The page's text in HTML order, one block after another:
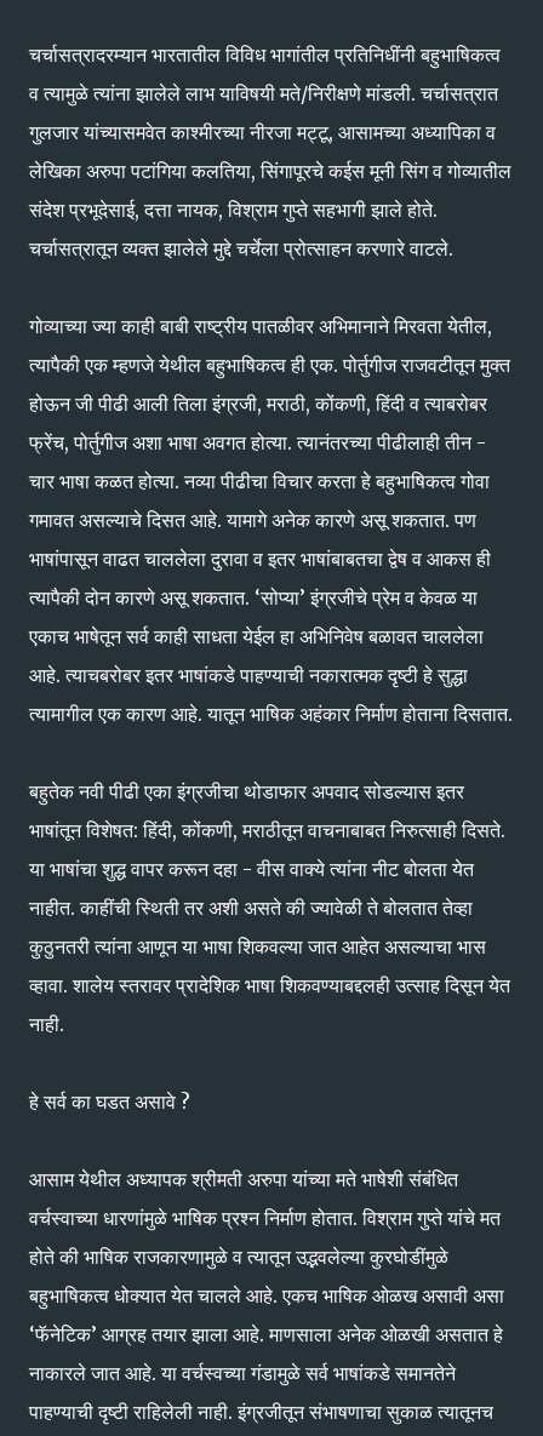
चर्चासत्रादरम्यान भारतातील विविध भागांतील प्रतिनिधींनी बहुभाषिकत्व
व त्यामुळे त्यांना झालेले लाभ याविषयी मते/निरीक्षणे मांडली. चर्चासत्रात
गुलजार यांच्यासमवेत काश्मीरच्या नीरजा मट्टू, आसामच्या अध्यापिका व
लेखिका अरुपा पटांगिया कलतिया, सिंगापूरचे कईस मूनी सिंग व गोव्यातील
संदेश प्रभूदेसाई, दत्ता नायक, विश्राम गुप्ते सहभागी झाले होते.
चर्चासत्रातून व्यक्त झालेले मुद्दे चर्चेला प्रोत्साहन करणारे वाटले.
गोव्याच्या ज्या काही बाबी राष्ट्रीय पातळीवर अभिमानाने मिरवता येतील,
त्यापैकी एक म्हणजे येथील बहुभाषिकत्व ही एक. पोर्तुगीज राजवटीतून मुक्त
होऊन जी पीढी आली तिला इंग्रजी, मराठी, कोंकणी, हिंदी व त्याबरोबर
फ्रेंच, पोर्तुगीज अशा भाषा अवगत होत्या. त्यानंतरच्या पीढीलाही तीन -
चार भाषा कळत होत्या. नव्या पीढीचा विचार करता हे बहुभाषिकत्व गोवा
गमावत असल्याचे दिसत आहे. यामागे अनेक कारणे असू शकतात. पण
भाषांपासून वाढत चाललेला दुरावा व इतर भाषांबाबतचा द्वेष व आकस ही
त्यापैकी दोन कारणे असू शकतात. ‘सोप्या’ इंग्रजीचे प्रेम व केवळ या
एकाच भाषेतून सर्व काही साधता येईल हा अभिनिवेष बळावत चाललेला
आहे. त्याचबरोबर इतर भाषांकडे पाहण्याची नकारात्मक दृष्टी हे सुद्धा
त्यामागील एक कारण आहे. यातून भाषिक अहंकार निर्माण होताना दिसतात.
बहुतेक नवी पीढी एका इंग्रजीचा थोडाफार अपवाद सोडल्यास इतर
भाषांतून विशेषत: हिंदी, कोंकणी, मराठीतून वाचनाबाबत निरुत्साही दिसते.
या भाषांचा शुद्ध वापर करून दहा - वीस वाक्ये त्यांना नीट बोलता येत
नाहीत. काहींची स्थिती तर अशी असते की ज्यावेळी ते बोलतात तेव्हा
कुठुनतरी त्यांना आणून या भाषा शिकवल्या जात आहेत असल्याचा भास
व्हावा. शालेय स्तरावर प्रादेशिक भाषा शिकवण्याबद्दलही उत्साह दिसून येत
नाही.
हे सर्व का घडत असावे ?
आसाम येथील अध्यापक श्रीमती अरुपा यांच्या मते भाषेशी संबंधित
वर्चस्वाच्या धारणांमुळे भाषिक प्रश्‍न निर्माण होतात. विश्राम गुप्ते यांचे मत
होते की भाषिक राजकारणामुळे व त्यातून उद्भवलेल्या कुरघोडींमुळे
बहुभाषिकत्व धोक्यात येत चालले आहे. एकच भाषिक ओळख असावी असा
‘फॅनेटिक’ आग्रह तयार झाला आहे. माणसाला अनेक ओळखी असतात हे
नाकारले जात आहे. या वर्चस्वच्या गंडामुळे सर्व भाषांकडे समानतेने
पाहण्याची दृष्टी राहिलेली नाही. इंग्रजीतून संभाषणाचा सुकाळ त्यातूनच